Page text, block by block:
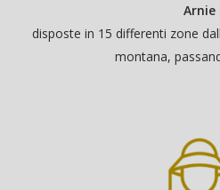
Arnie
disposte in 15 differenti zone
montana,